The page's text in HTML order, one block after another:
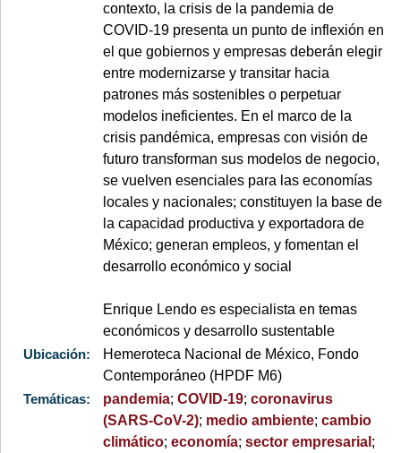
contexto, la crisis de la pandemia de
COVID-19 presenta un punto de inflexión en
el que gobiernos y empresas deberán elegir
entre modernizarse y transitar hacia
patrones más sostenibles o perpetuar
modelos ineficientes. En el marco de la
crisis pandémica, empresas con visión de
futuro transforman sus modelos de negocio,
se vuelven esenciales para las economías
locales y nacionales; constituyen la base de
la capacidad productiva y exportadora de
México; generan empleos, y fomentan el
desarrollo económico y social
Enrique Lendo es especialista en temas
económicos y desarrollo sustentable
Ubicación:
Hemeroteca Nacional de México, Fondo
Contemporáneo (HPDF M6)
Temáticas:
pandemia;COVID-19;coronavirus
(SARS-CoV-2); medio ambiente;cambio
climático;economía;sector empresarial ;